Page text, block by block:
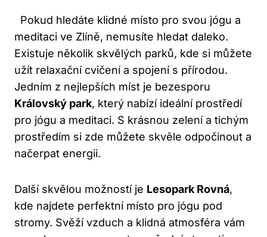
⁣ ⁤ Pokud hledáte klidné ‌místo​ pro svou ⁤jógu a
meditaci ve​ Zlíně, ‌nemusíte hledat daleko.
Existuje⁤ několik skvělých ⁤parků, kde si⁣ můžete
užít relaxační cvičení a spojení s přírodou.‍
Jedním z‍ nejlepších míst je bezesporu
Královský park, který ⁤nabízí⁤ ideální prostředí
pro jógu a meditaci. S krásnou zelení a⁣ tichým⁣
prostředím si zde můžete skvěle odpočinout a
načerpat energii.
Další skvělou možností je‌ Lesopark Rovná,
kde najdete​ perfektní‌ místo pro jógu⁤ pod
‍stromy. Svěží vzduch a klidná atmosféra vám